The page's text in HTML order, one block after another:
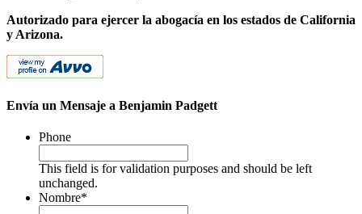
Autorizado para ejercer la abogacía en los estados de California
y Arizona.
Envía un Mensaje a Benjamin Padgett
Phone
This field is for validation purposes and should be left
unchanged.
Nombre*